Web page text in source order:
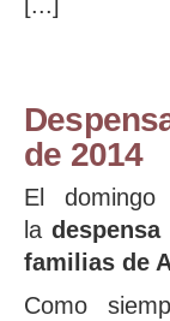
de 2014
El
la
familias de
Como